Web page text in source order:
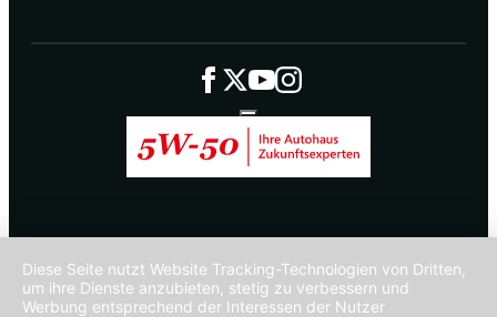
Diese Seite nutzt Website Tracking-Technologien von Dritten,
um ihre Dienste anzubieten, stetig zu verbessern und
Werbung entsprechend der Interessen der Nutzer